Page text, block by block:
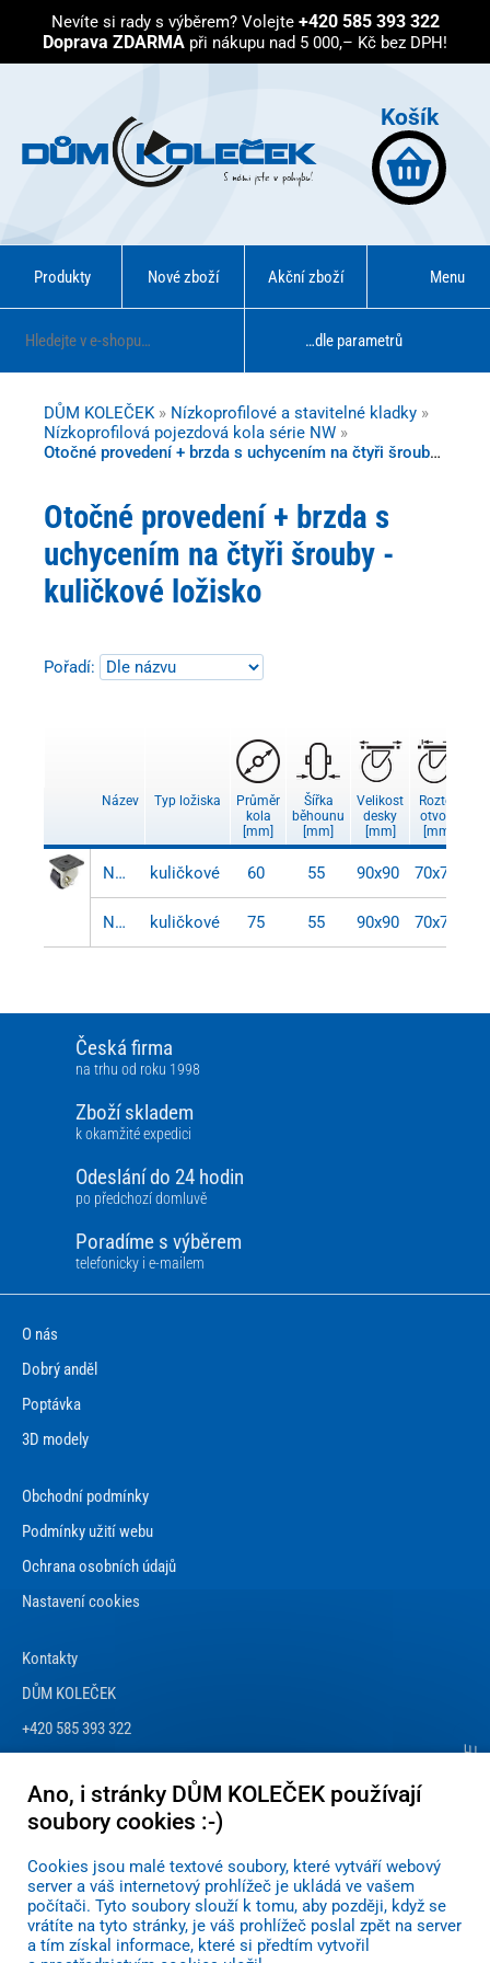
Nevíte si rady s výběrem? Volejte +420 585 393 322
Doprava ZDARMA při nákupu nad 5 000,– Kč bez DPH!
Košík
Produkty Nové zboží Akční zboží Menu
…dle parametrů
DŮM KOLEČEK» Nízkoprofilové a stavitelné kladky »
Nízkoprofilová pojezdová kola série NW »
Otočné provedení + brzda s uchycením na čtyři šrouby - kuličkové ložisko
Otočné provedení + brzda s
uchycením na čtyři šrouby -
kuličkové ložisko
Pořadí:
Název Typ ložiska
Průměr
kola
[mm]
Šířka
běhounu
[mm]
Velikost
desky
[mm]
Rozteč
otvorů
[mm]
NW 060 TB kuličkové 60 55 90x90 70x70
NW 075 TB kuličkové 75 55 90x90 70x70
Česká firma
na trhu od roku 1998
Zboží skladem
k okamžité expedici
Odeslání do 24 hodin
po předchozí domluvě
Poradíme s výběrem
telefonicky i e-mailem
O nás
Dobrý anděl
Poptávka
3D modely
Obchodní podmínky
Podmínky užití webu
Ochrana osobních údajů
Nastavení cookies
Kontakty
DŮM KOLEČEK
+420 585 393 322
Ano, i stránky DŮM KOLEČEK používají
soubory cookies :-)
Cookies jsou malé textové soubory, které vytváří webový
server a váš internetový prohlížeč je ukládá ve vašem
počítači. Tyto soubory slouží k tomu, aby později, když se
vrátíte na tyto stránky, je váš prohlížeč poslal zpět na server
a tím získal informace, které si předtím vytvořil